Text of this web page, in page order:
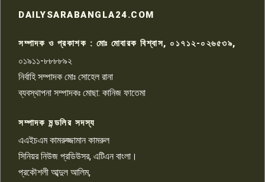
রাজশাহীতে সন্ত্রাসী হামলায় গুরুতর
চাঁদাবাজি ও হয়রানির অভিযোগ
১০
DAILYSARABANGLA24.COM
সম্পাদক ও প্রকাশক : মোঃ মোবারক বিশ্বাস, ০১৭১২-০২৬৫৩৯,
০১৯১১-৮৮৮৮৯২
নির্বাহি সম্পাদক মোঃ সোহেল রানা
ব্যবস্থাপনা সম্পাদকঃ মোছা: কানিজ ফাতেমা
সম্পাদক মন্ডলির সদস্য
এএইচএম কামরুজ্জামান কামরুল
সিনিয়র নিউজ প্রডিউসর, এটিএন বাংলা।
প্রকৌশলী আব্দুল আলিম,